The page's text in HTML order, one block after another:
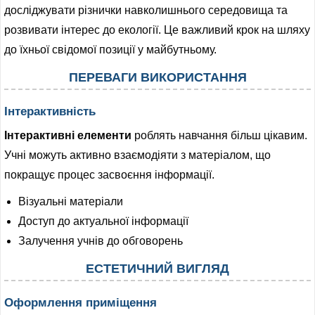
досліджувати різнички навколишнього середовища та
розвивати інтерес до екології. Це важливий крок на шляху
до їхньої свідомої позиції у майбутньому.
ПЕРЕВАГИ ВИКОРИСТАННЯ
Інтерактивність
Інтерактивні елементи роблять навчання більш цікавим.
Учні можуть активно взаємодіяти з матеріалом, що
покращує процес засвоєння інформації.
Візуальні матеріали
Доступ до актуальної інформації
Залучення учнів до обговорень
ЕСТЕТИЧНИЙ ВИГЛЯД
Оформлення приміщення